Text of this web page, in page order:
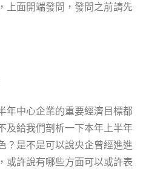
上面開端發問，發問之前請先
年中心企業的重要經濟目標都
及給我們剖析一下本年上半年
？是不是可以說央企曾經進進
或許說有哪些方面可以或許表